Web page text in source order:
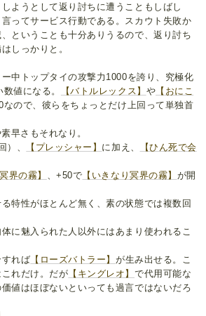
ようとして返り討ちに遭うこともしばし
ってサービス行動である。スカウト失敗か
ということも十分ありうるので、返り討ち
しっかりと。
中トップタイの攻撃力1000を誇り、究極化
値になる。
【バトルレックス】 や 【おにこ
なので、彼らをちょっとだけ上回って単独首
早さもそれなり。
）、 【プレッシャー】 に加え、
【ひん死で会
界の霧】 、+50で 【いきなり冥界の霧】 が開
特性がほとんど無く、素の状態では複数回
に魅入られた人以外にはあまり使われるこ
すれば 【ローズバトラー】 が生み出せる。こ
れだけ。だが 【キングレオ】で代用可能な
値はほぼないといっても過言ではないだろ